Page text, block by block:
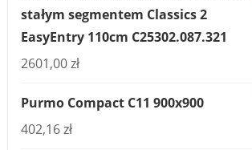
stałym segmentem Classics 2
EasyEntry 110cm C25302.087.321
2601,00zł
Purmo Compact C11 900x900
402,16zł